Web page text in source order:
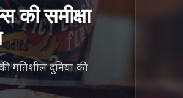
समीक्षा
गतिशील दुनिया की